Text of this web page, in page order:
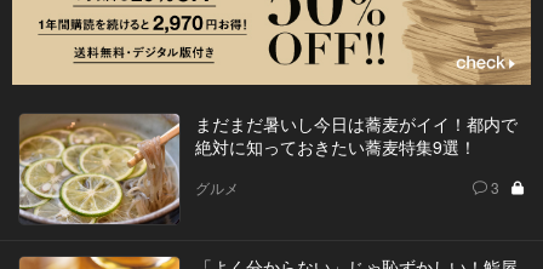
まだまだ暑いし今日は蕎麦がイイ！都内で
絶対に知っておきたい蕎麦特集9選！
グルメ 3